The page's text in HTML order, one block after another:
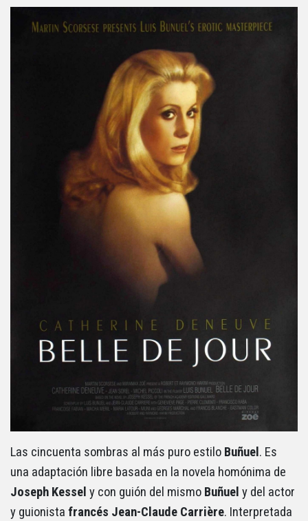
Las cincuenta sombras al más puro estilo Buñuel . Es
una adaptación libre basada en la novela homónima de
Joseph Kessel y con guión del mismo Buñuel y del actor
y guionista francés Jean-Claude Carrière. Interpretada